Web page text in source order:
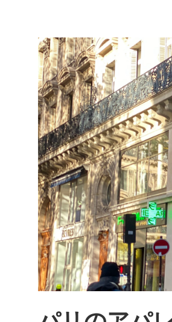
戸
か
ら
移
転
し
本
場
で
星
獲
得、
「Restaurant
MONTEE」